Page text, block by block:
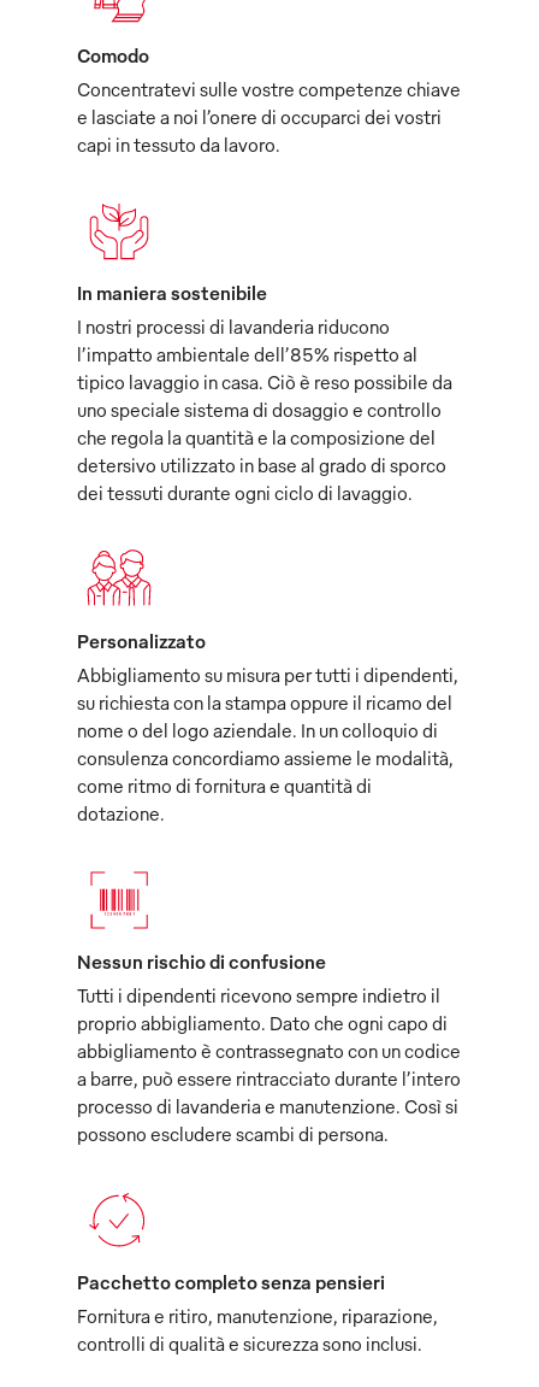
Comodo
Concentratevi sulle vostre competenze chiave
e lasciate a noi l’onere di occuparci dei vostri
capi in tessuto da lavoro.
In maniera sostenibile
I nostri processi di lavanderia riducono
l’impatto ambientale dell’85% rispetto al
tipico lavaggio in casa. Ciò è reso possibile da
uno speciale sistema di dosaggio e controllo
che regola la quantità e la composizione del
detersivo utilizzato in base al grado di sporco
dei tessuti durante ogni ciclo di lavaggio.
Personalizzato
Abbigliamento su misura per tutti i dipendenti,
su richiesta con la stampa oppure il ricamo del
nome o del logo aziendale. In un colloquio di
consulenza concordiamo assieme le modalità,
come ritmo di fornitura e quantità di
dotazione.
Nessun rischio di confusione
Tutti i dipendenti ricevono sempre indietro il
proprio abbigliamento. Dato che ogni capo di
abbigliamento è contrassegnato con un codice
a barre, può essere rintracciato durante l’intero
processo di lavanderia e manutenzione. Così si
possono escludere scambi di persona.
Pacchetto completo senza pensieri
Fornitura e ritiro, manutenzione, riparazione,
controlli di qualità e sicurezza sono inclusi.